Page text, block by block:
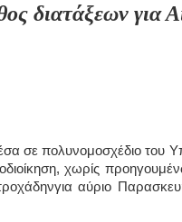
διατάξεων για
σε πολυνομοσχέδιο
χωρίς
αύριο